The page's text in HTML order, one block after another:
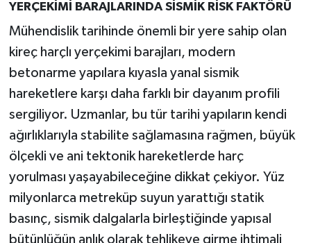
YERÇEKİMİ BARAJLARINDA SİSMİK RİSK FAKTÖRÜ
Mühendislik tarihinde önemli bir yere sahip olan
kireç harçlı yerçekimi barajları, modern
betonarme yapılara kıyasla yanal sismik
hareketlere karşı daha farklı bir dayanım profili
sergiliyor. Uzmanlar, bu tür tarihi yapıların kendi
ağırlıklarıyla stabilite sağlamasına rağmen, büyük
ölçekli ve ani tektonik hareketlerde harç
yorulması yaşayabileceğine dikkat çekiyor. Yüz
milyonlarca metreküp suyun yarattığı statik
basınç, sismik dalgalarla birleştiğinde yapısal
bütünlüğün anlık olarak tehlikeye girme ihtimali